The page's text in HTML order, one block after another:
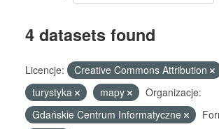
4 datasets found
Licencje: Creative Commons Attribution
turystyka
mapy
Organizacje:
Gdańskie Centrum Informatyczne